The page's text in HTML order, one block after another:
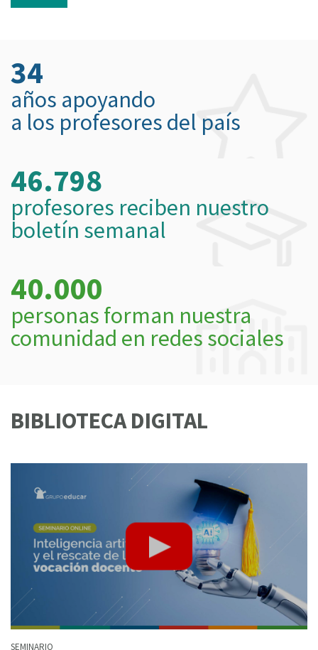
34
años apoyando
a los profesores del país
46.798
profesores reciben nuestro
boletín semanal
40.000
personas forman nuestra
comunidad en redes sociales
BIBLIOTECA DIGITAL
SEMINARIO